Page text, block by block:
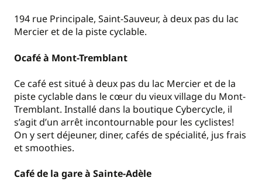
194 rue Principale, Saint-Sauveur, à deux pas du lac
Mercier et de la piste cyclable.
Ocafé à Mont-Tremblant
Ce café est situé à deux pas du lac Mercier et de la
piste cyclable dans le cœur du vieux village du Mont-
Tremblant. Installé dans la boutique Cybercycle, il
s’agit d’un arrêt incontournable pour les cyclistes!
On y sert déjeuner, diner, cafés de spécialité, jus frais
et smoothies.
Café de la gare à Sainte-Adèle